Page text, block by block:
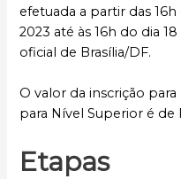
efetuada a partir das
2023 até às 16h do dia
oficial de Brasília/DF.
O valor da inscrição
para Nível Superior é de
Etapas